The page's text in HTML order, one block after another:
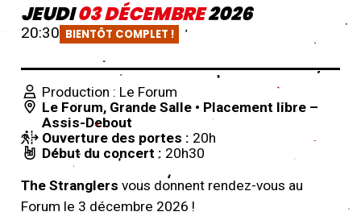
JEUDI03DÉCEMBRE2026
20:30 BIENTÔT COMPLET !
Production : Le Forum
Le Forum, Grande Salle • Placement libre –
Assis-Debout
Ouverture des portes : 20h
Début du concert : 20h30
The Stranglers vous donnent rendez-vous au
Forum le 3 décembre 2026 !